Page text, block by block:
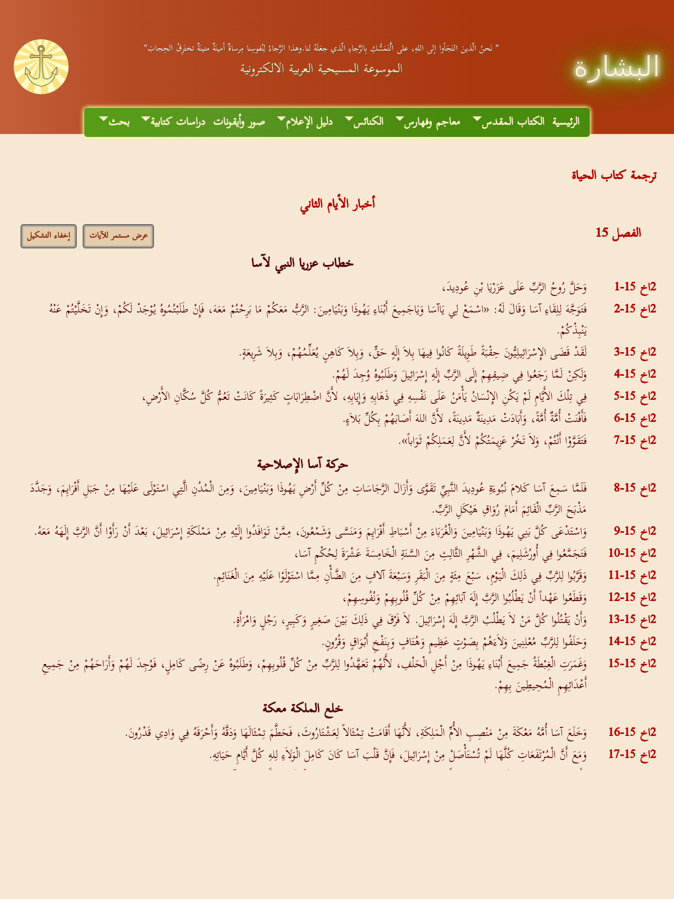
البشارة
" نَحنُ الّذينَ التَجَأوا إلى اللهِ، على الَّتَمَسُّكِ بِالرَّجاءِ الّذي جعَلَهُ لنا.وهذا الرَّجاءُ لِنُفوسِنا مِرساةٌ أمينَةٌ متينَةٌ تختَرِقُ الحِجابَ"
الموسوعة المسيحية العربية الالكترونية
الرئيسية الكتاب المقدس معاجم وفهارس الكنائس دليل الإعلام صور وأيقونات دراسات كتابية بحث
ترجمة كتاب الحياة
أخبار الأيام الثاني
الفصل15 عرض مستمر للآيات إخفاء التشكيل
خطاب عزريا النبي لآسا
2اخ 15-1
وَحَلَّ رُوحُ الرَّبِّ عَلَى عَزَرْيَا بْنِ عُودِيدَ،
2اخ 15-2
فَتَوَجَّهَ لِلِقَاءِ آسَا وَقَالَ لَهْ: «اسْمَعْ لِي يَاآسَا وَيَاجَمِيعَ أَبْنَاءِ يَهُوذَا وَبَنْيَامِينَ: الرَّبُّ مَعَكُمْ مَا بَرِحْتُمْ مَعَهَ، فَإِنْ طَلَبْتُمُوهُ يُوْجَدْ لَكُمْ، وَإِنْ تَخَلَّيْتُمْ عَنْهُ
يَنْبِذْكُمْ.
2اخ 15-3
لَقَدْ قَضَى الإِسْرَائِيلِيُّونَ حِقْبَةً طَوِيلَةً كَانُوا فِيهَا بِلاَ إِلَهٍ حَقٍّ، وَبِلاَ كَاهِنٍ يُعَلِّمُهُمْ، وَبِلاَ شَرِيعَةٍ.
2اخ 15-4
وَلَكِنْ لَمَّا رَجَعُوا فِي ضِيقِهِمْ إِلَى الرَّبِّ إِلَهِ إِسْرَائِيلَ وَطَلَبُوهُ وُجِدَ لَهُمْ.
2اخ 15-5
فِي تِلْكَ الأَيَّامِ لَمْ يَكُنِ الإِنْسَانُ يَأْمَنُ عَلَى نَفْسِهِ فِي ذَهَابِهِ وَإِيَابِهِ، لأَنَّ اضْطِرَابَاتٍ كَثِيرَةً كَانَتْ تَعُمُّ كُلَّ سُكَّانِ الأَرْضِ،
2اخ 15-6
فَأَفْنَتْ أُمَّةٌ أُمَّةً، وَأَبَادَتْ مَدِينَةٌ مَدِينَةً، لأَنَّ اللهَ أَصَابَهُمْ بِكُلِّ بَلاَءٍ.
2اخ 15-7
فَتَقَوَّوْا أَنْتُمْ، وَلاَ تَخُرْ عَزِيمَتُكُمْ لأَنَّ لِعَمَلِكُمْ ثَوَاباً».
حركة آسا الإِصلاحية
2اخ 15-8
فَلَمَّا سَمِعَ آسَا كَلامَ نُبُوءَةِ عُودِيدَ النَّبِيِّ تَقَوَّى وَأَزَالَ الرَّجَاسَاتِ مِنْ كُلِّ أَرْضِ يَهُوذَا وَبَنْيَامِينَ، وَمِنَ الْمُدُنِ الَّتِي اسْتَوْلَى عَلَيْهَا مِنْ جَبَلِ أَفْرَايِمَ، وَجَدَّدَ
مَذْبَحَ الرَّبِّ الْقَائِمَ أَمَامَ رُوَاقِ هَيْكَلِ الرَّبِّ.
2اخ 15-9
وَاسْتَدْعَى كُلَّ بَنِي يَهُوذَا وَبَنْيَامِينَ وَالْغُرَبَاءَ مِنْ أَسْبَاطِ أَفْرَايِمَ وَمَنَسَّى وَشَمْعُونَ، مِمَّنْ تَوَافَدُوا إِلَيْهِ مِنْ مَمْلَكَةِ إِسْرَائِيلَ، بَعْدَ أَنْ رَأَوْا أَنَّ الرَّبَّ إِلَهَهُ مَعَهُ.
2اخ 15-10
فَتَجَمَّعُوا فِي أُورُشَلِيمَ، فِي الشَّهْرِ الثَّالِثِ مِنَ السَّنَةِ الْخَامِسَةَ عَشْرَةَ لِحُكْمِ آسَا،
2اخ 15-11
وَقَرَّبُوا لِلرَّبِّ فِي ذَلِكَ الْيَوْمِ، سَبْعَ مِئَةٍ مِنَ الْبَقَرِ وَسَبْعَةَ آلافٍ مِنَ الضَّأْنِ مِمَّا اسْتَوْلَوْا عَلَيْهِ مِنَ الْغَنَائِمِ.
2اخ 15-12
وَقَطَعُوا عَهْداً أَنْ يَطْلُبُوا الرَّبَّ إِلَهَ آبَائِهِمْ مِنْ كُلِّ قُلُوبِهِمْ وَنُفُوسِهِمْ،
2اخ 15-13
وَأَنْ يَقْتُلُوا كُلَّ مَنْ لاَ يَطْلُبُ الرَّبَّ إِلَهَ إِسْرَائِيلَ. لاَ فَرْقَ فِي ذَلِكَ بَيْنَ صَغِيرٍ وَكَبِيرٍ، رَجُلٍ وَامْرَأَةٍ.
2اخ 15-14
وَحَلَفُوا لِلرَّبِّ مُعْلِنِينَ وَلاَءَهُمْ بِصَوْتٍ عَظِيمٍ وَهُتَافٍ وَبِنَفْخِ أَبْوَاقٍ وَقُرُونٍ.
2اخ 15-15
وَغَمَرَتِ الْغِبْطَةُ جَمِيعَ أَبْنَاءِ يَهُوذَا مِنْ أَجْلِ الْحَلْفِ، لأَنَّهُمْ تَعَهَّدُوا لِلرَّبِّ مِنْ كُلِّ قُلُوبِهِمْ، وَطَلَبُوهُ عَنْ رِضًى كَامِلٍ، فَوُجِدَ لَهُمْ وَأَرَاحَهُمْ مِنْ جَمِيعِ
أَعْدَائِهِمِ الْمُحِيطِينَ بِهِمْ.
خلع الملكة معكة
2اخ 15-16
وَخَلَعَ آسَا أُمَّهُ مَعْكَةَ مِنْ مَنْصِبِ الأُمِّ الْمَلِكَةِ، لأَنَّهَا أَقَامَتْ تِمْثَالاً لِعَشْتَارُوثَ، فَحَطَّمَ تِمْثَالَهَا وَدَقَّهُ وَأَحْرَقَهُ فِي وَادِي قَدْرُونَ.
2اخ 15-17
وَمَعَ أَنَّ الْمُرْتَفَعَاتِ كُلَّهَا لَمْ تُسْتَأْصَلْ مِنْ إِسْرَائِيلَ، فَإِنَّ قَلْبَ آسَا كَانَ كَامِلَ الْوَلاَءِ لِلهِ كُلَّ أَيَّامِ حَيَاتِهِ.
وَأَوْدَعَ خَزَائِنَ الرَّبِّ كُلَّ مَا خَصَّصَهُ أَبُوهُ وَمَا خَصَّصَهُ هُوَ لِهَيْكَلِ الرَّبِّ مِنَ الْفِضَّةِ وَالذَّهَبِ وَالآنِيَةِ.